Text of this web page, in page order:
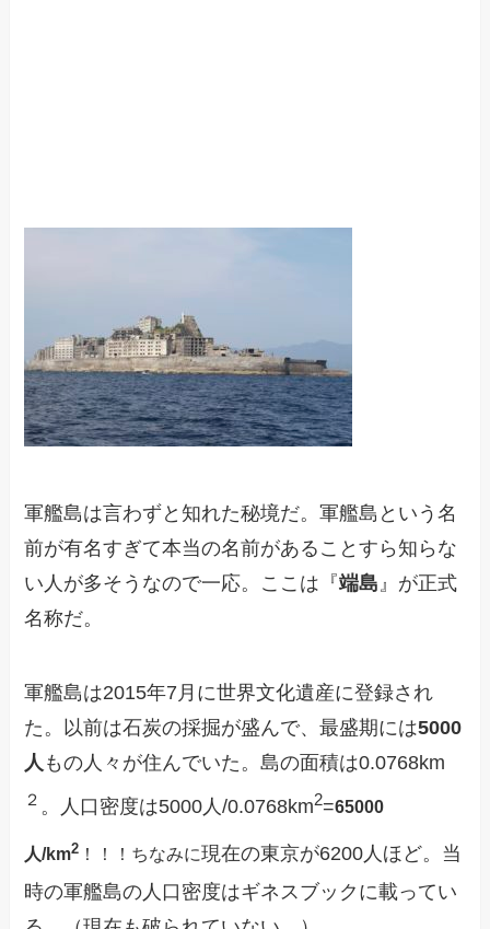
軍艦島は言わずと知れた秘境だ。軍艦島という名
前が有名すぎて本当の名前があることすら知らな
い人が多そうなので一応。ここは『端島』が正式
名称だ。
軍艦島は2015年7月に世界文化遺産に登録され
た。以前は石炭の採掘が盛んで、最盛期には5000
人 もの人々が住んでいた。島の面積は0.0768km
２ 。人口密度は5000人/0.0768km2=65000
人/km2 ！！！ちなみに現在の東京が6200人ほど。当
時の軍艦島の人口密度はギネスブックに載ってい